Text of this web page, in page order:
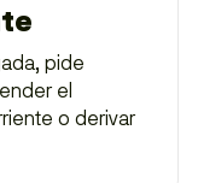
pide
el
o derivar